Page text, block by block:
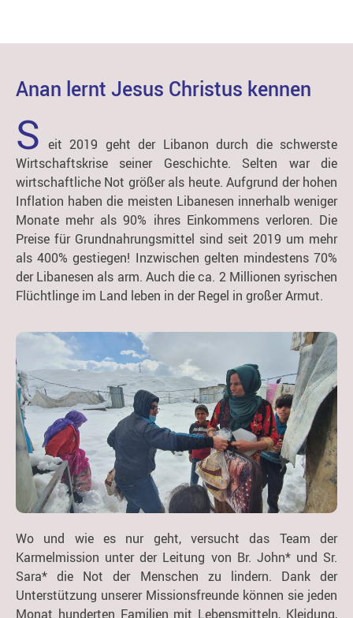
Anan lernt Jesus Christus kennen
S eit 2019 geht der Libanon durch die schwerste
Wirtschaftskrise seiner Geschichte. Selten war die
wirtschaftliche Not größer als heute. Aufgrund der hohen
Inflation haben die meisten Libanesen innerhalb weniger
Monate mehr als 90% ihres Einkommens verloren. Die
Preise für Grundnahrungsmittel sind seit 2019 um mehr
als 400% gestiegen! Inzwischen gelten mindestens 70%
der Libanesen als arm. Auch die ca. 2 Millionen syrischen
Flüchtlinge im Land leben in der Regel in großer Armut.
Wo und wie es nur geht, versucht das Team der
Karmelmission unter der Leitung von Br. John* und Sr.
Sara* die Not der Menschen zu lindern. Dank der
Unterstützung unserer Missionsfreunde können sie jeden
Monat hunderten Familien mit Lebensmitteln, Kleidung,